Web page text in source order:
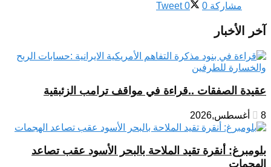
مشاركة 0
Tweet 0
آخر الأخبار
عقيدة الصفقات ..قراءة في مواقف ترامب الزئبقية
8 أغسطس,2026
بلومبرغ: أنقرة تقيد الملاحة بالبحر الأسود عقب تصاعد
الهجمات